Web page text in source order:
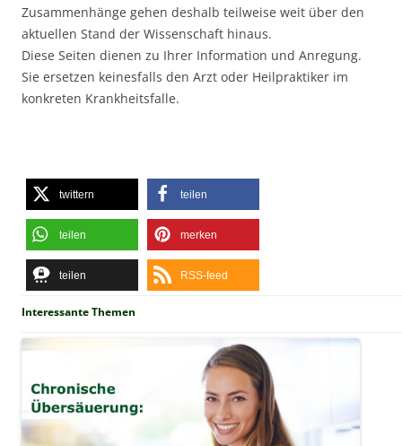
Zusammenhänge gehen deshalb teilweise weit über den
aktuellen Stand der Wissenschaft hinaus.
Diese Seiten dienen zu Ihrer Information und Anregung.
Sie ersetzen keinesfalls den Arzt oder Heilpraktiker im
konkreten Krankheitsfalle.
twittern teilen
teilen merken
teilen RSS-feed
Interessante Themen